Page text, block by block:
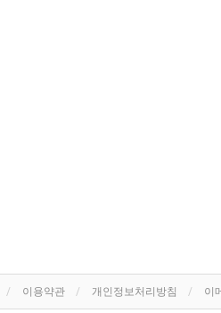
이용약관 개인정보처리방침 이